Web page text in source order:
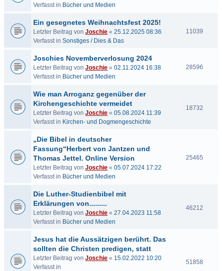
Verfasst in Bücher und Medien
Ein gesegnetes Weihnachtsfest 2025!
Letzter Beitrag von Joschie « 25.12.2025 08:36
Verfasst in Sonstiges / Dies & Das
11039
Joschies Novemberverlosung 2024
Letzter Beitrag von Joschie « 02.11.2024 16:38
Verfasst in Bücher und Medien
28596
Wie man Arroganz gegenüber der
Kirchengeschichte vermeidet
Letzter Beitrag von Joschie « 05.08.2024 11:39
Verfasst in Kirchen- und Dogmengeschichte
18732
„Die Bibel in deutscher
Fassung“Herbert von Jantzen und
Thomas Jettel. Online Version
Letzter Beitrag von Joschie « 05.07.2024 17:22
Verfasst in Bücher und Medien
25465
Die Luther-Studienbibel mit
Erklärungen von.........
Letzter Beitrag von Joschie « 27.04.2023 11:58
Verfasst in Bücher und Medien
46212
Jesus hat die Aussätzigen berührt. Das
sollten die Christen predigen, statt
Letzter Beitrag von Joschie « 15.02.2022 10:20
Verfasst in
51858